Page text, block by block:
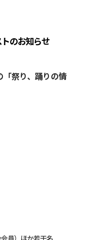
のお知らせ
祭り、踊りの情
員）ほか若干名